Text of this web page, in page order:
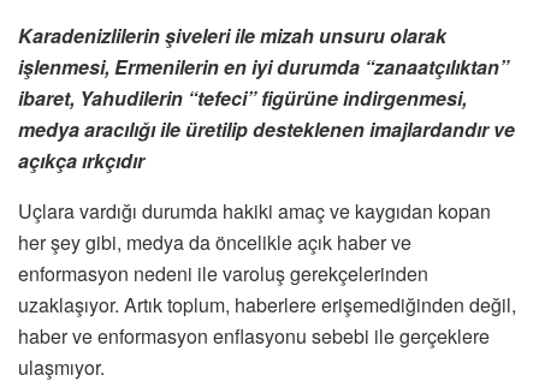
Karadenizlilerin şiveleri ile mizah unsuru olarak
işlenmesi, Ermenilerin en iyi durumda “zanaatçılıktan”
ibaret, Yahudilerin “tefeci” figürüne indirgenmesi,
medya aracılığı ile üretilip desteklenen imajlardandır ve
açıkça ırkçıdır
Uçlara vardığı durumda hakiki amaç ve kaygıdan kopan
her şey gibi, medya da öncelikle açık haber ve
enformasyon nedeni ile varoluş gerekçelerinden
uzaklaşıyor. Artık toplum, haberlere erişemediğinden değil,
haber ve enformasyon enflasyonu sebebi ile gerçeklere
ulaşmıyor.